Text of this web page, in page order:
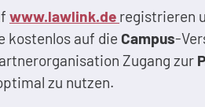
www.lawlink.de registrieren
kostenlos auf die Campus-
Zugang zur
zu nutzen.